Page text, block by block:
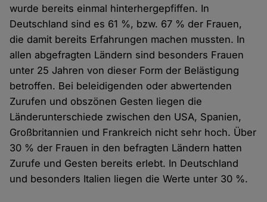
wurde bereits einmal hinterhergepfiffen. In
Deutschland sind es 61 %, bzw. 67 % der Frauen,
die damit bereits Erfahrungen machen mussten. In
allen abgefragten Ländern sind besonders Frauen
unter 25 Jahren von dieser Form der Belästigung
betroffen. Bei beleidigenden oder abwertenden
Zurufen und obszönen Gesten liegen die
Länderunterschiede zwischen den USA, Spanien,
Großbritannien und Frankreich nicht sehr hoch. Über
30 % der Frauen in den befragten Ländern hatten
Zurufe und Gesten bereits erlebt. In Deutschland
und besonders Italien liegen die Werte unter 30 %.